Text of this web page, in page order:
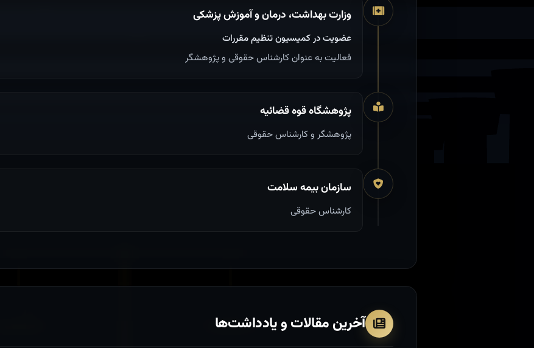
وزارت بهداشت، درمان و آموزش پزشکی
عضویت در کمیسیون تنظیم مقررات
فعالیت به عنوان کارشناس حقوقی و پژوهشگر
پژوهشگاه قوه قضائیه
پژوهشگر و کارشناس حقوقی
سازمان بیمه سلامت
کارشناس حقوقی
آخرین مقالات و یادداشت‌ها